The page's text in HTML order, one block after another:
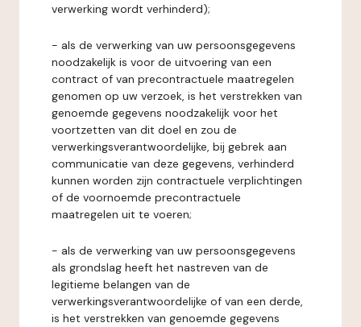
verwerking wordt verhinderd);
- als de verwerking van uw persoonsgegevens
noodzakelijk is voor de uitvoering van een
contract of van precontractuele maatregelen
genomen op uw verzoek, is het verstrekken van
genoemde gegevens noodzakelijk voor het
voortzetten van dit doel en zou de
verwerkingsverantwoordelijke, bij gebrek aan
communicatie van deze gegevens, verhinderd
kunnen worden zijn contractuele verplichtingen
of de voornoemde precontractuele
maatregelen uit te voeren;
- als de verwerking van uw persoonsgegevens
als grondslag heeft het nastreven van de
legitieme belangen van de
verwerkingsverantwoordelijke of van een derde,
is het verstrekken van genoemde gegevens